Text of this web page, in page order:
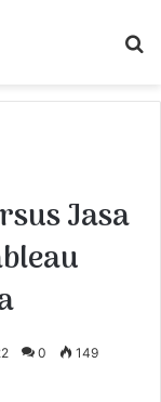
Jasa
0 149